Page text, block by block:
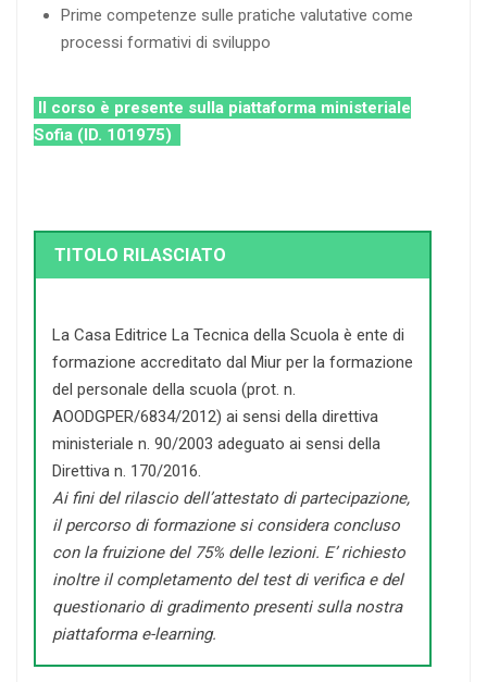
Prime competenze sulle pratiche valutative come
processi formativi di sviluppo
Il corso è presente sulla piattaforma ministeriale
Sofia (ID. 101975)
TITOLO RILASCIATO
La Casa Editrice La Tecnica della Scuola è ente di
formazione accreditato dal Miur per la formazione
del personale della scuola (prot. n.
AOODGPER/6834/2012) ai sensi della direttiva
ministeriale n. 90/2003 adeguato ai sensi della
Direttiva n. 170/2016.
Ai fini del rilascio dell’attestato di partecipazione,
il percorso di formazione si considera concluso
con la fruizione del 75% delle lezioni. E’ richiesto
inoltre il completamento del test di verifica e del
questionario di gradimento presenti sulla nostra
piattaforma e-learning.